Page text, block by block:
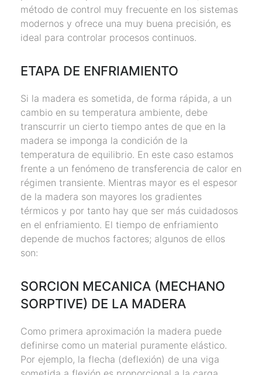
método de control muy frecuente en los sistemas
modernos y ofrece una muy buena precisión, es
ideal para controlar procesos continuos.
ETAPA DE ENFRIAMIENTO
Si la madera es sometida, de forma rápida, a un
cambio en su temperatura ambiente, debe
transcurrir un cierto tiempo antes de que en la
madera se imponga la condición de la
temperatura de equilibrio. En este caso estamos
frente a un fenómeno de transferencia de calor en
régimen transiente. Mientras mayor es el espesor
de la madera son mayores los gradientes
térmicos y por tanto hay que ser más cuidadosos
en el enfriamiento. El tiempo de enfriamiento
depende de muchos factores; algunos de ellos
son:
SORCION MECANICA (MECHANO
SORPTIVE) DE LA MADERA
Como primera aproximación la madera puede
definirse como un material puramente elástico.
Por ejemplo, la flecha (deflexión) de una viga